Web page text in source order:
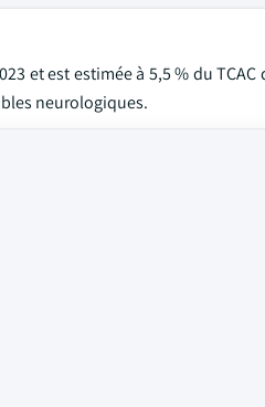
et est estimée à 5,5 % du TCAC
neurologiques.